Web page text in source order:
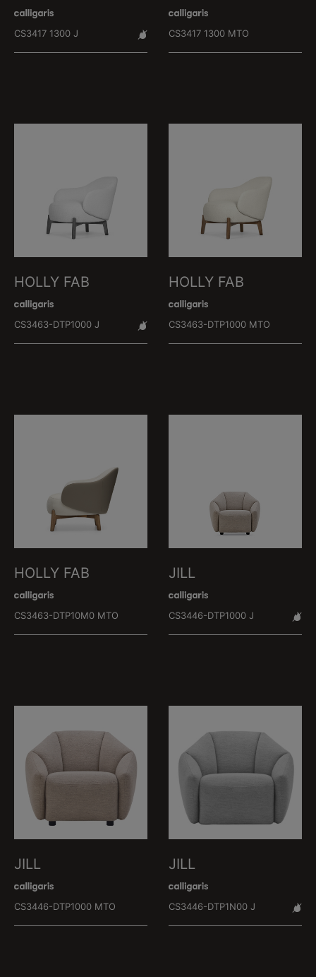
CS3417 1300 J CS3417 1300 MTO
HOLLY FAB
CS3463-DTP1000 J
HOLLY FAB
CS3463-DTP1000 MTO
HOLLY FAB
CS3463-DTP10M0 MTO
JILL
CS3446-DTP1000 J
JILL
CS3446-DTP1000 MTO
JILL
CS3446-DTP1N00 J